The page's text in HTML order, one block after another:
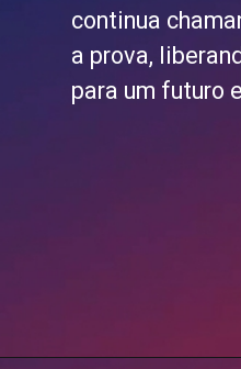
continua
a prova,
para um futuro